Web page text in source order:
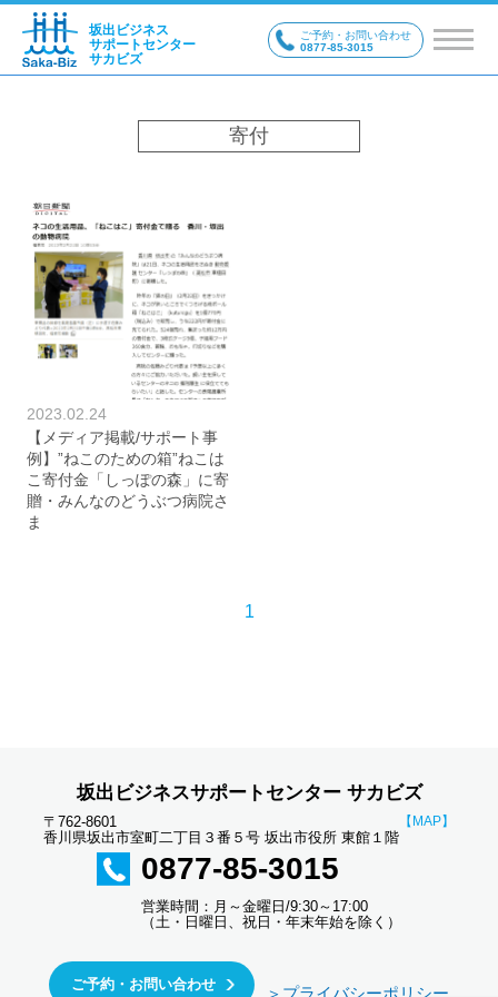
坂出ビジネス
サポートセンター
サカビズ
ご予約・お問い合わせ
0877-85-3015
寄付
2023.02.24
【メディア掲載/サポート事
例】”ねこのための箱”ねこは
こ寄付金「しっぽの森」に寄
贈・みんなのどうぶつ病院さ
ま
1
坂出ビジネスサポートセンター サカビズ
〒762-8601
香川県坂出市室町二丁目３番５号 坂出市役所 東館１階
【MAP】
0877-85-3015
営業時間：月～金曜日/9:30～17:00
（土・日曜日、祝日・年末年始を除く）
ご予約・お問い合わせ ＞プライバシーポリシー